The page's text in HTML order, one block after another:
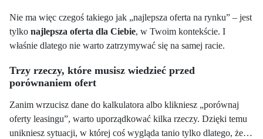
Nie ma więc czegoś takiego jak „najlepsza oferta na rynku” – jest
tylko najlepsza oferta dla Ciebie, w Twoim kontekście. I
właśnie dlatego nie warto zatrzymywać się na samej racie.
Trzy rzeczy, które musisz wiedzieć przed
porównaniem ofert
Zanim wrzucisz dane do kalkulatora albo klikniesz „porównaj
oferty leasingu”, warto uporządkować kilka rzeczy. Dzięki temu
unikniesz sytuacji, w której coś wygląda tanio tylko dlatego, że…